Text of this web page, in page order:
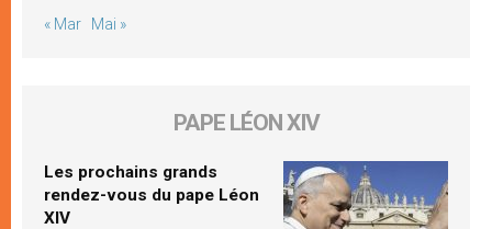
« Mar Mai »
PAPE LÉON XIV
Les prochains grands
rendez-vous du pape Léon
XIV